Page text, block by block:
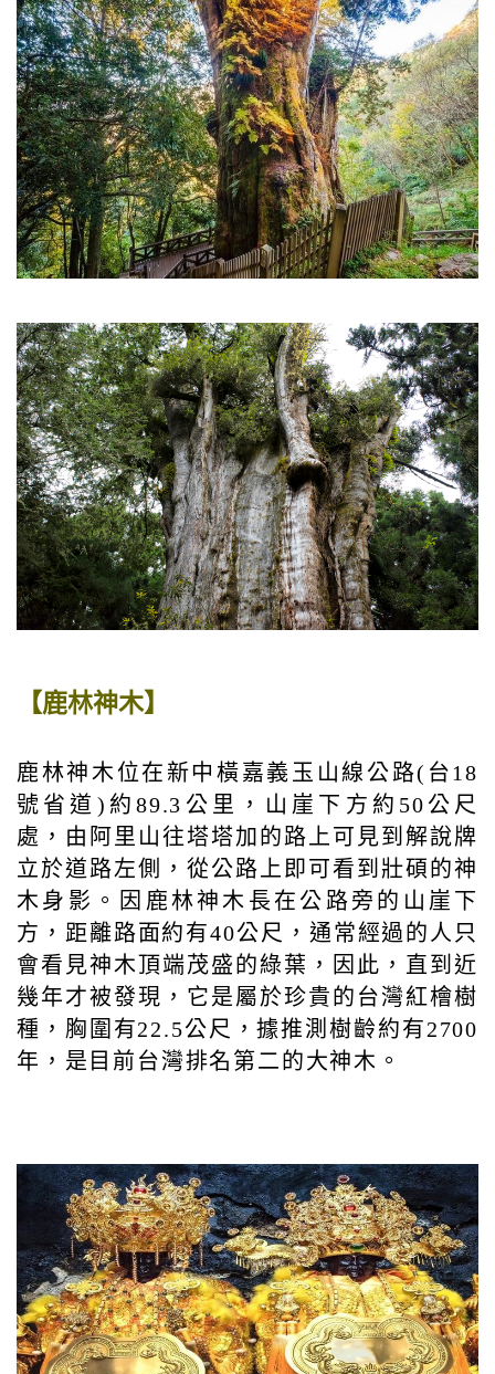
【鹿林神木】
鹿林神木位在新中橫嘉義玉山線公路(台18
號省道)約89.3公里，山崖下方約50公尺
處，由阿里山往塔塔加的路上可見到解說牌
立於道路左側，從公路上即可看到壯碩的神
木身影。因鹿林神木長在公路旁的山崖下
方，距離路面約有40公尺，通常經過的人只
會看見神木頂端茂盛的綠葉，因此，直到近
幾年才被發現，它是屬於珍貴的台灣紅檜樹
種，胸圍有22.5公尺，據推測樹齡約有2700
年，是目前台灣排名第二的大神木。